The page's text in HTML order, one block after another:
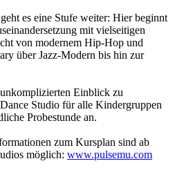
es eine Stufe weiter: Hier beginnt
mit vielseitigen
von modernem Hip-Hop und
über Jazz-Modern bis hin zur
Einblick zu
Studio für alle Kindergruppen
Probestunde an.
zum Kursplan sind ab
möglich: www.pulsemu.com